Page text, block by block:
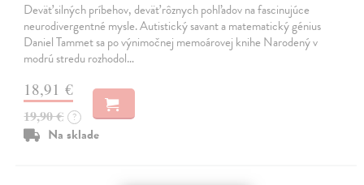
Deväť silných príbehov, deväť rôznych pohľadov na fascinujúce
neurodivergentné mysle. Autistický savant a matematický génius
Daniel Tammet sa po výnimočnej memoárovej knihe Narodený v
modrú stredu rozhodol…
18,91 €
19,90 € ?
Na sklade